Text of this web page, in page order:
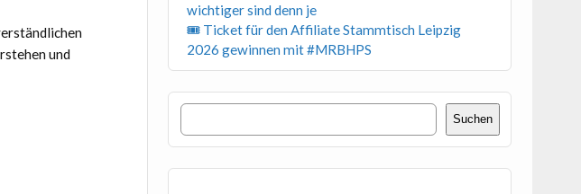
und
wichtiger sind denn je
🎟 Ticket für den Affiliate Stammtisch Leipzig
2026 gewinnen mit #MRBHPS
Suchen
Suchen